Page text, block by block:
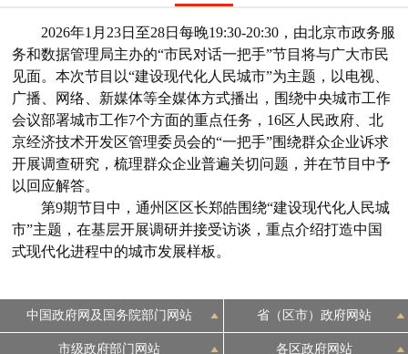
2026年1月23日至28日每晚19:30-20:30，由北京市政务服
务和数据管理局主办的“市民对话一把手”节目将与广大市民
见面。本次节目以“建设现代化人民城市”为主题，以电视、
广播、网络、新媒体等全媒体方式播出，围绕中央城市工作
会议部署城市工作7个方面的重点任务，16区人民政府、北
京经济技术开发区管理委员会的“一把手”围绕群众企业诉求
开展调查研究，梳理群众企业普遍关切问题，并在节目中予
以回应解答。
第9期节目中，通州区区长郑皓围绕“建设现代化人民城
市”主题，在基层开展调研并接受访谈，重点介绍打造中国
式现代化进程中的城市发展样板。
中国政府网及国务院部门网站 省（区市）政府网站
市级政府部门网站 各区政府网站